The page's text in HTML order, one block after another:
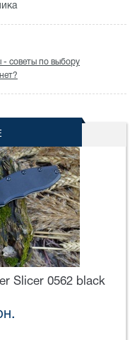
советы по выбору
Slicer 0562 black